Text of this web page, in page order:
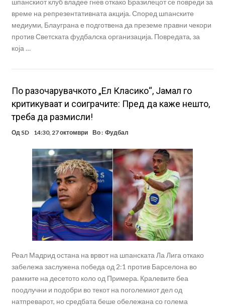
шпанскиот клуб владее гнев откако Бразилецот се повреди за
време на репрезентативната акција. Според шпанските
медиуми, Блауграна е подготвена да преземе правни чекори
против Светската фудбалска организација. Повредата, за
која …
По разочарувачкото „Ел Класико“, Јамал го
критикуваат и соиграчите: Пред да каже нешто,
треба да размисли!
Од SD 14:30, 27 октомври Во : Фудбал
Реал Мадрид остана на врвот на шпанската Ла Лига откако
забележа заслужена победа од 2:1 против Барселона во
рамките на десетото коло од Примера. Кралевите беа
поодлучни и подобри во текот на поголемиот дел од
натпреварот, но средбата беше обележана со голема